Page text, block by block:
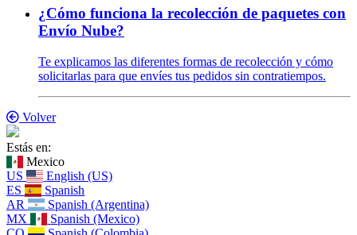
¿Cómo funciona la recolección de paquetes con
Envío Nube?
Te explicamos las diferentes formas de recolección y cómo
solicitarlas para que envíes tus pedidos sin contratiempos.
Volver
Estás en:
Mexico
US
English (US)
ES
Spanish
AR
Spanish (Argentina)
MX
Spanish (Mexico)